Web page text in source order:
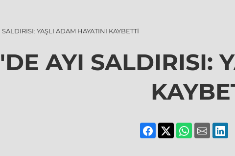
YAŞLI ADAM HAYATINI KAYBETTİ
AYI SALDIRISI: